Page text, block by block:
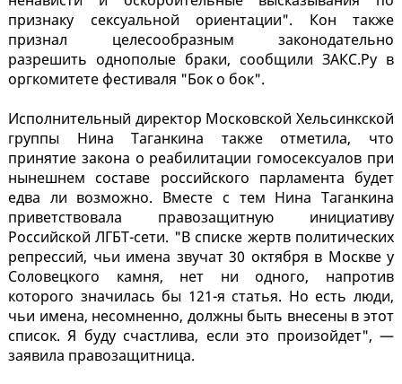
признаку сексуальной ориентации". Кон также
признал целесообразным законодательно
разрешить однополые браки, сообщили ЗАКС.Ру в
оргкомитете фестиваля "Бок о бок".
Исполнительный директор Московской Хельсинкской
группы Нина Таганкина также отметила, что
принятие закона о реабилитации гомосексуалов при
нынешнем составе российского парламента будет
едва ли возможно. Вместе с тем Нина Таганкина
приветствовала правозащитную инициативу
Российской ЛГБТ-сети. "В списке жертв политических
репрессий, чьи имена звучат 30 октября в Москве у
Соловецкого камня, нет ни одного, напротив
которого значилась бы 121-я статья. Но есть люди,
чьи имена, несомненно, должны быть внесены в этот
список. Я буду счастлива, если это произойдет", —
заявила правозащитница.